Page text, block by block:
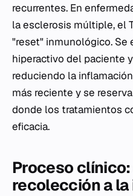
recurrentes. En
la esclerosis múltiple, el
"reset" inmunológico. Se
hiperactivo del paciente
reduciendo la
más reciente y se
donde los tratamientos
eficacia.
Proceso clínico:
recolección a